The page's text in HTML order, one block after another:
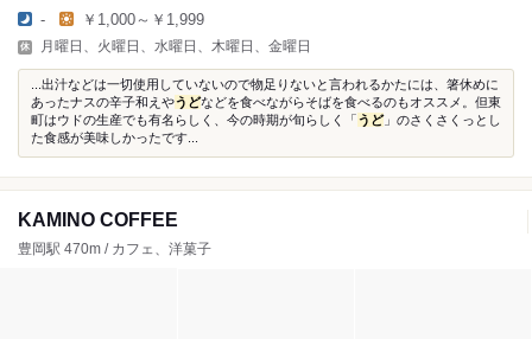
- ￥1,000～￥1,999
月曜日、火曜日、水曜日、木曜日、金曜日
...出汁などは一切使用していないので物足りないと言われるかたには、箸休めに
あったナスの辛子和えやうどなどを食べながらそばを食べるのもオススメ。但東
町はウドの生産でも有名らしく、今の時期が旬らしく「 うど」のさくさくっとし
た食感が美味しかったです...
KAMINO COFFEE
豊岡駅 470m / カフェ、洋菓子